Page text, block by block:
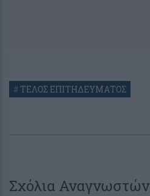
# ΤΕΛΟΣ ΕΠΙΤΗΔΕΥΜΑΤΟΣ
Σχόλια Αναγνωστών